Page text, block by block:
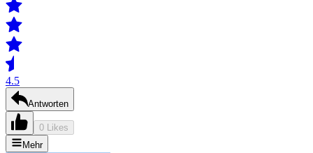
4.5
Antworten
0 Likes
Mehr